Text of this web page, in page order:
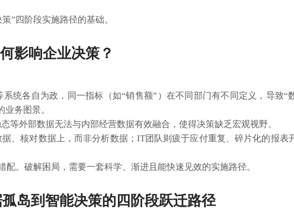
”四阶段实施路径的基础。
影响企业决策？
统各自为政，同一指标（如“销售额”）在不同部门有不同定义，导致“
务图景。
等外部数据无法与内部经营数据有效融合，使得决策缺乏宏观视野。
、核对数据上，而非分析数据；IT团队则疲于应付重复、碎片化的报表
。破解困局，需要一套科学、渐进且能快速见效的实施路径。
岛到智能决策的 四阶段跃迁路径